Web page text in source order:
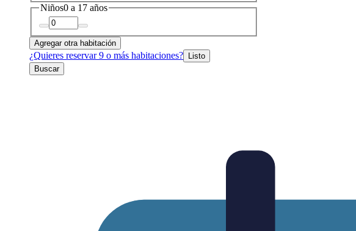
Niños0 a 17 años
Agregar otra habitación
¿Quieres reservar 9 o más habitaciones?
Listo
Buscar